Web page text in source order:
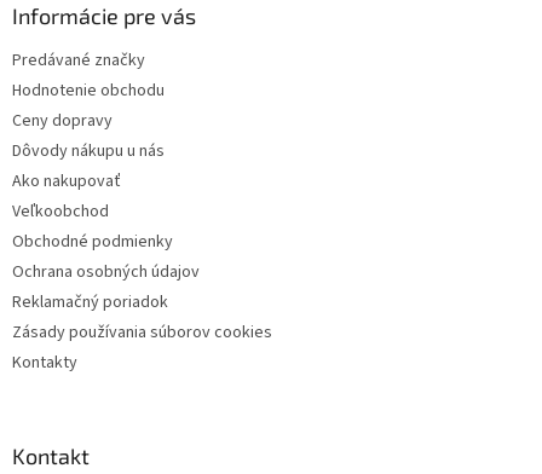
Informácie pre vás
Predávané značky
Hodnotenie obchodu
Ceny dopravy
Dôvody nákupu u nás
Ako nakupovať
Veľkoobchod
Obchodné podmienky
Ochrana osobných údajov
Reklamačný poriadok
Zásady používania súborov cookies
Kontakty
Kontakt